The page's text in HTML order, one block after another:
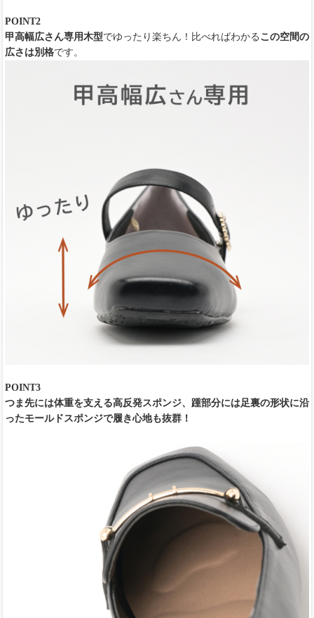
POINT2
甲高幅広さん専用木型でゆったり楽ちん！比べればわかる この空間の
広さは別格です。
POINT3
つま先には体重を支える高反発スポンジ、踵部分には足裏の形状に沿
ったモールドスポンジで履き心地も抜群！